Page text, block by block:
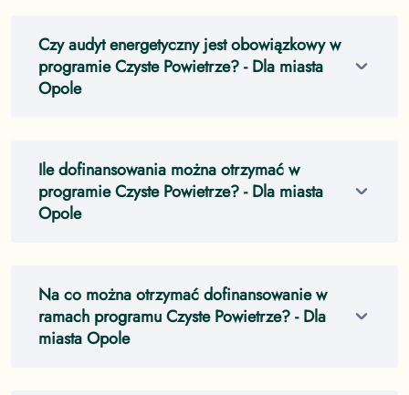
Czy audyt energetyczny jest obowiązkowy w
programie Czyste Powietrze?- Dla miasta
Opole
Ile dofinansowania można otrzymać w
programie Czyste Powietrze?- Dla miasta
Opole
Na co można otrzymać dofinansowanie w
ramach programu Czyste Powietrze?- Dla
miasta Opole